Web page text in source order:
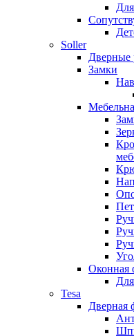
Soller
Дверные
Замки
Оконная
Tesa
Дверная